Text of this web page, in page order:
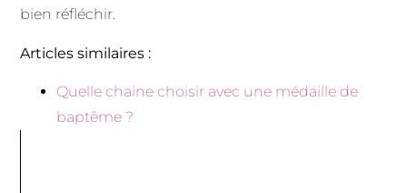
bien réfléchir.
Articles similaires :
Quelle chaine choisir avec une médaille de
baptême ?